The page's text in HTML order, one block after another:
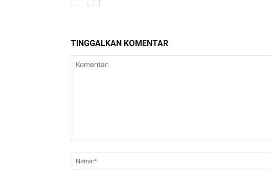
TINGGALKAN KOMENTAR